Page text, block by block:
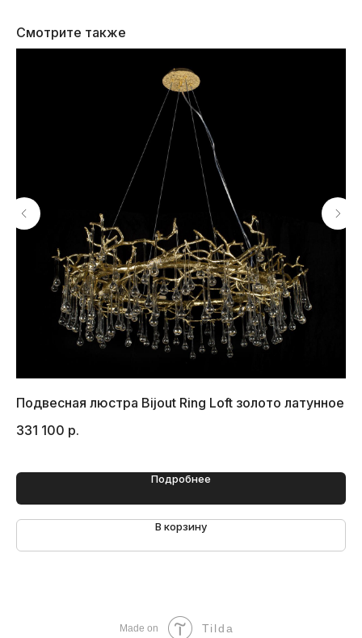
Смотрите также
Подвесная люстра Bijout Ring Loft золото латунное
331 100 р.
Подробнее
В корзину
Made on Tilda